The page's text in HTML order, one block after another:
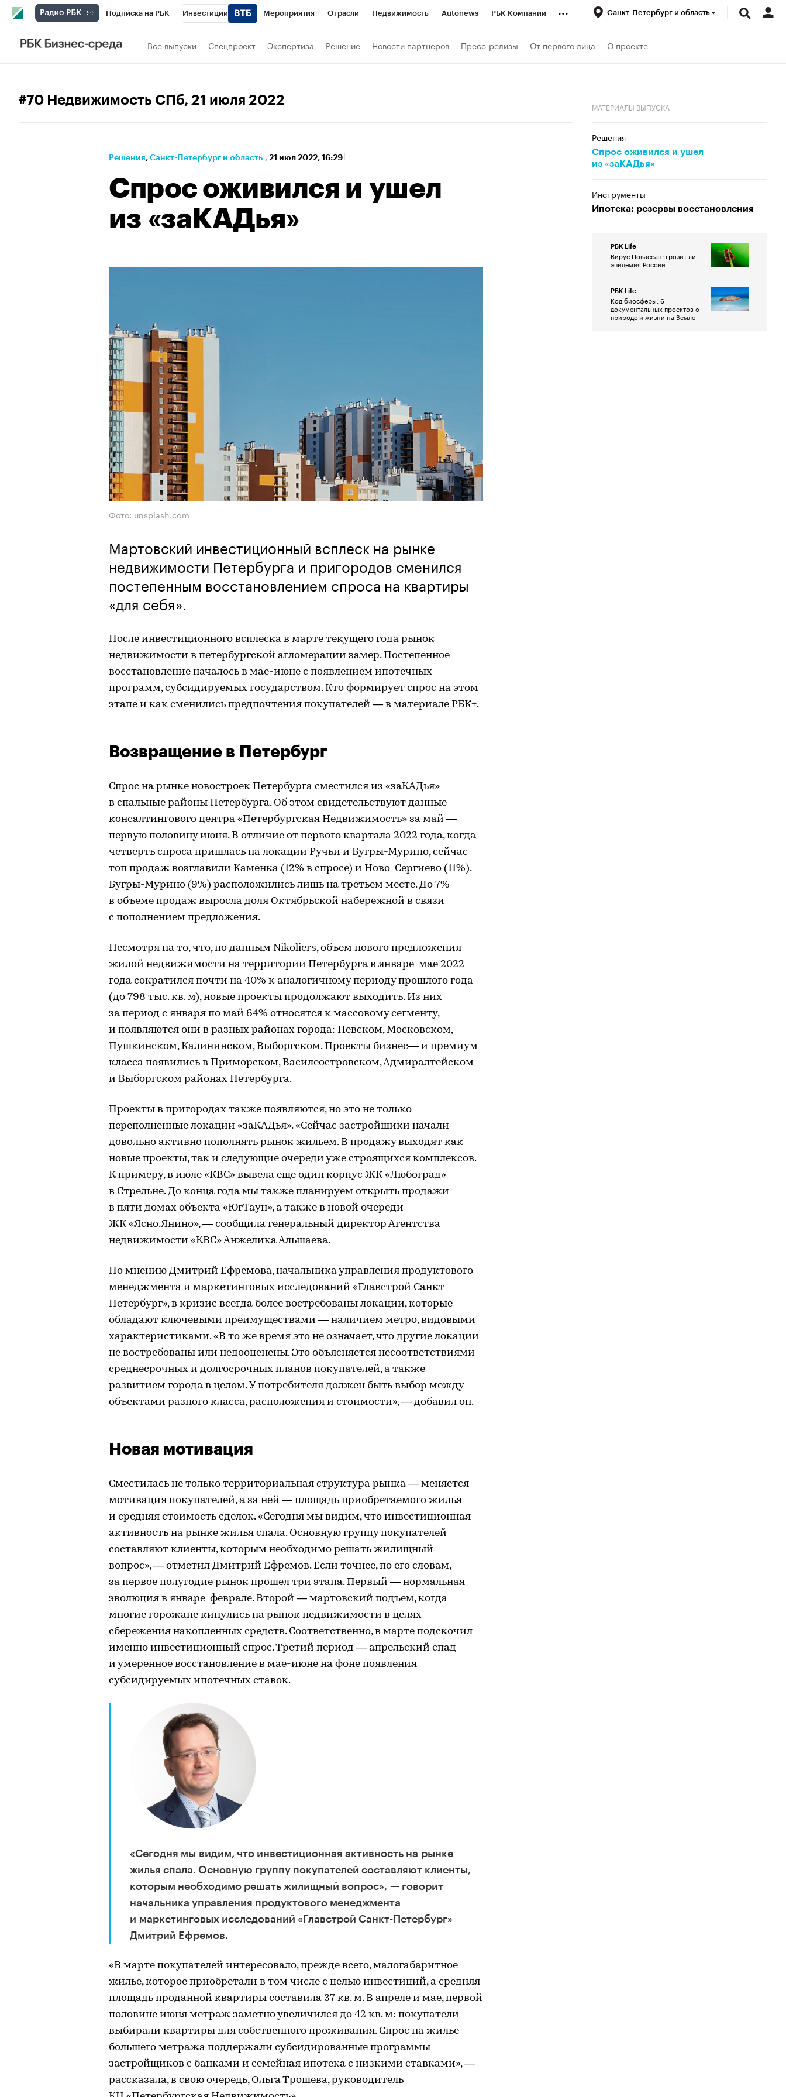
Подписка на РБК Инвестиции Мероприятия Отрасли Недвижимость Autonews РБК Компании
Телеканал
Кредитные рейтинги
... Санкт-Петербург и область
Все выпуски Спецпроект Экспертиза Решение Новости партнеров Пресс-релизы От первого лица О проекте
#70 Недвижимость СПб, 21 июля 2022
Решения⁠, Санкт-Петербург и область , 21 июл 2022, 16:29
Спрос оживился и ушел
из «заКАДья»
Фото: unsplash.com
Мартовский инвестиционный всплеск на рынке
недвижимости Петербурга и пригородов сменился
постепенным восстановлением спроса на квартиры
«для себя».
После инвестиционного всплеска в марте текущего года рынок
недвижимости в петербургской агломерации замер. Постепенное
восстановление началось в мае-июне с появлением ипотечных
программ, субсидируемых государством. Кто формирует спрос на этом
этапе и как сменились предпочтения покупателей — в материале РБК+.
Возвращение в Петербург
Спрос на рынке новостроек Петербурга сместился из «заКАДья»
в спальные районы Петербурга. Об этом свидетельствуют данные
консалтингового центра «Петербургская Недвижимость» за май —
первую половину июня. В отличие от первого квартала 2022 года, когда
четверть спроса пришлась на локации Ручьи и Бугры-Мурино, сейчас
топ продаж возглавили Каменка (12% в спросе) и Ново-Сергиево (11%).
Бугры-Мурино (9%) расположились лишь на третьем месте. До 7%
в объеме продаж выросла доля Октябрьской набережной в связи
с пополнением предложения.
Несмотря на то, что, по данным Nikoliers, объем нового предложения
жилой недвижимости на территории Петербурга в январе-мае 2022
года сократился почти на 40% к аналогичному периоду прошлого года
(до 798 тыс. кв. м), новые проекты продолжают выходить. Из них
за период с января по май 64% относятся к массовому сегменту,
и появляются они в разных районах города: Невском, Московском,
Пушкинском, Калининском, Выборгском. Проекты бизнес— и премиум-
класса появились в Приморском, Василеостровском, Адмиралтейском
и Выборгском районах Петербурга.
Проекты в пригородах также появляются, но это не только
переполненные локации «заКАДья». «Сейчас застройщики начали
довольно активно пополнять рынок жильем. В продажу выходят как
новые проекты, так и следующие очереди уже строящихся комплексов.
К примеру, в июле «КВС» вывела еще один корпус ЖК «Любоград»
в Стрельне. До конца года мы также планируем открыть продажи
в пяти домах объекта «ЮгТаун», а также в новой очереди
ЖК «Ясно.Янино», — сообщила генеральный директор Агентства
недвижимости «КВС» Анжелика Альшаева.
По мнению Дмитрий Ефремова, начальника управления продуктового
менеджмента и маркетинговых исследований «Главстрой Санкт-
Петербург», в кризис всегда более востребованы локации, которые
обладают ключевыми преимуществами — наличием метро, видовыми
характеристиками. «В то же время это не означает, что другие локации
не востребованы или недооценены. Это объясняется несоответствиями
среднесрочных и долгосрочных планов покупателей, а также
развитием города в целом. У потребителя должен быть выбор между
объектами разного класса, расположения и стоимости», — добавил он.
Новая мотивация
Сместилась не только территориальная структура рынка — меняется
мотивация покупателей, а за ней — площадь приобретаемого жилья
и средняя стоимость сделок. «Сегодня мы видим, что инвестиционная
активность на рынке жилья спала. Основную группу покупателей
составляют клиенты, которым необходимо решать жилищный
вопрос», — отметил Дмитрий Ефремов. Если точнее, по его словам,
за первое полугодие рынок прошел три этапа. Первый — нормальная
эволюция в январе-феврале. Второй — мартовский подъем, когда
многие горожане кинулись на рынок недвижимости в целях
сбережения накопленных средств. Соответственно, в марте подскочил
именно инвестиционный спрос. Третий период — апрельский спад
и умеренное восстановление в мае-июне на фоне появления
субсидируемых ипотечных ставок.
«Сегодня мы видим, что инвестиционная активность на рынке
жилья спала. Основную группу покупателей составляют клиенты,
которым необходимо решать жилищный вопрос», — говорит
начальника управления продуктового менеджмента
и маркетинговых исследований «Главстрой Санкт-Петербург»
Дмитрий Ефремов.
«В марте покупателей интересовало, прежде всего, малогабаритное
жилье, которое приобретали в том числе с целью инвестиций, а средняя
площадь проданной квартиры составила 37 кв. м. В апреле и мае, первой
половине июня метраж заметно увеличился до 42 кв. м: покупатели
выбирали квартиры для собственного проживания. Спрос на жилье
большего метража поддержали субсидированные программы
застройщиков с банками и семейная ипотека с низкими ставками», —
рассказала, в свою очередь, Ольга Трошева, руководитель
МАТЕРИАЛЫ ВЫПУСКА
Решения
Спрос оживился и ушел
из «заКАДья»
Инструменты
Ипотека: резервы восстановления
РБК Life
Вирус Повассан: грозит ли
эпидемия России
РБК Life
Код биосферы: 6
документальных проектов о
природе и жизни на Земле